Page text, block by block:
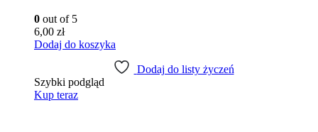
0 out of 5
6,00 zł
Dodaj do koszyka
Dodaj do listy życzeń
Szybki podgląd
Kup teraz